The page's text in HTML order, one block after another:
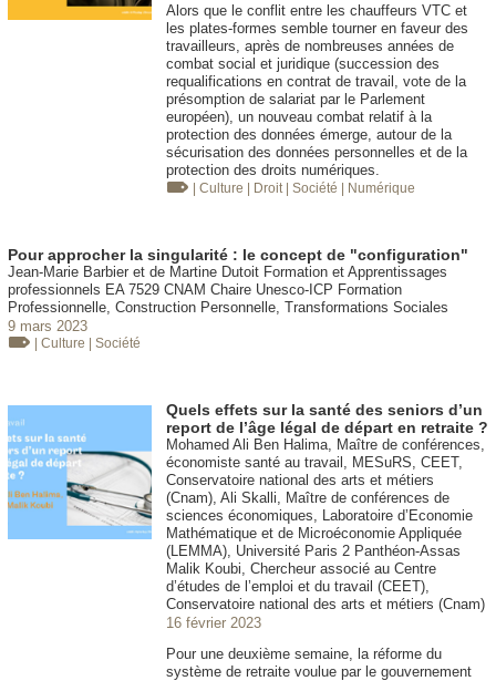
Alors que le conflit entre les chauffeurs VTC et
les plates-formes semble tourner en faveur des
travailleurs, après de nombreuses années de
combat social et juridique (succession des
requalifications en contrat de travail, vote de la
présomption de salariat par le Parlement
européen), un nouveau combat relatif à la
protection des données émerge, autour de la
sécurisation des données personnelles et de la
protection des droits numériques.
| Culture | Droit | Société | Numérique
Pour approcher la singularité : le concept de "configuration"
Jean-Marie Barbier et de Martine Dutoit Formation et Apprentissages
professionnels EA 7529 CNAM Chaire Unesco-ICP Formation
Professionnelle, Construction Personnelle, Transformations Sociales
9 mars 2023
| Culture | Société
Quels effets sur la santé des seniors d’un
report de l’âge légal de départ en retraite ?
Mohamed Ali Ben Halima, Maître de conférences,
économiste santé au travail, MESuRS, CEET,
Conservatoire national des arts et métiers
(Cnam), Ali Skalli, Maître de conférences de
sciences économiques, Laboratoire d’Economie
Mathématique et de Microéconomie Appliquée
(LEMMA), Université Paris 2 Panthéon-Assas
Malik Koubi, Chercheur associé au Centre
d’études de l’emploi et du travail (CEET),
Conservatoire national des arts et métiers (Cnam)
16 février 2023
Pour une deuxième semaine, la réforme du
système de retraite voulue par le gouvernement